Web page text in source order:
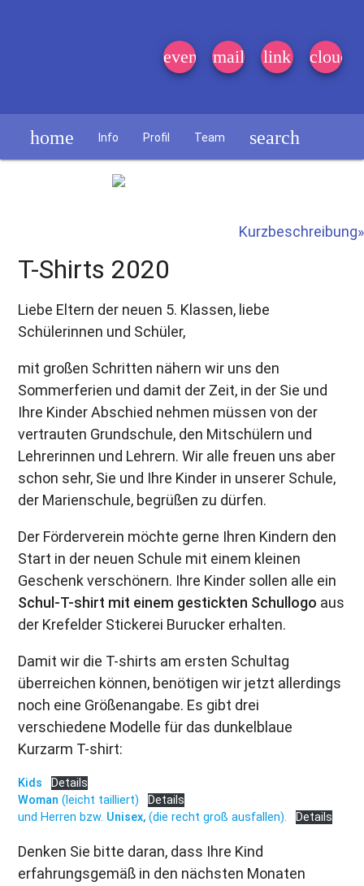
event_note
mail link cloud
home Info Profil Team search
Kurzbeschreibung»
T-Shirts 2020
Liebe Eltern der neuen 5. Klassen, liebe
Schülerinnen und Schüler,
mit großen Schritten nähern wir uns den
Sommerferien und damit der Zeit, in der Sie und
Ihre Kinder Abschied nehmen müssen von der
vertrauten Grundschule, den Mitschülern und
Lehrerinnen und Lehrern. Wir alle freuen uns aber
schon sehr, Sie und Ihre Kinder in unserer Schule,
der Marienschule, begrüßen zu dürfen.
Der Förderverein möchte gerne Ihren Kindern den
Start in der neuen Schule mit einem kleinen
Geschenk verschönern. Ihre Kinder sollen alle ein
Schul-T-shirt mit einem gestickten Schullogo aus
der Krefelder Stickerei Burucker erhalten.
Damit wir die T-shirts am ersten Schultag
überreichen können, benötigen wir jetzt allerdings
noch eine Größenangabe. Es gibt drei
verschiedene Modelle für das dunkelblaue
Kurzarm T-shirt:
Kids
Details
Woman (leicht tailliert)
Details
und Herren bzw. Unisex, (die recht groß ausfallen). Details
Denken Sie bitte daran, dass Ihre Kind
erfahrungsgemäß in den nächsten Monaten